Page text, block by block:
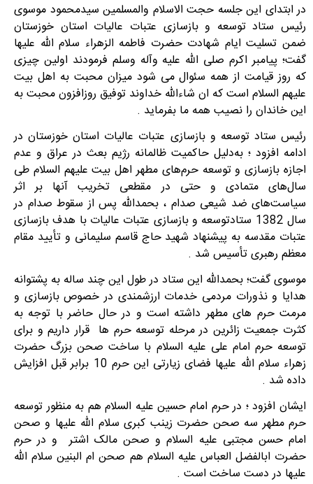
در ابتدای این جلسه حجت الاسلام والمسلمین سیدمحمود موسوی
رئیس ستاد توسعه و بازسازی عتبات عالیات استان خوزستان
ضمن تسلیت ایام شهادت حضرت فاطمه الزهراء سلام الله علیها
گفت؛ پیامبر اکرم صلی الله علیه وآله وسلم فرمودند اولین چیزی
که روز قیامت از همه سئوال می شود میزان محبت به اهل بیت
علیهم السلام است که ان شاءالله خداوند توفیق روزافزون محبت به
این خاندان را نصیب همه ما بفرماید .
رئیس ستاد توسعه و بازسازی عتبات عالیات استان خوزستان در
ادامه افزود ؛ به‌دلیل حاکمیت ظالمانه رژیم بعث در عراق و عدم
اجازه بازسازی و توسعه‌ حرم‌های مطهر اهل بیت علیهم السلام طی
سال‌های متمادی و حتی در مقطعی تخریب آنها بر اثر
سیاست‌های ضد شیعی صدام ، بحمدالله پس از سقوط صدام در
سال 1382 ستادتوسعه و بازسازی عتبات عالیات با هدف بازسازی
عتبات مقدسه به پیشنهاد شهید حاج قاسم سلیمانی و تأیید مقام
معظم رهبری تأسیس شد .
موسوی گفت؛ بحمدالله این ستاد در طول این چند ساله به پشتوانه
هدایا و نذورات مردمی خدمات ارزشمندی در خصوص بازسازی و
مرمت حرم های مطهر داشته است و در حال حاضر با توجه به
کثرت جمعیت زائرین در مرحله توسعه حرم ها قرار داریم و برای
توسعه حرم امام علی علیه السلام با ساخت صحن بزرگ حضرت
زهراء سلام الله علیها فضای زیارتی این حرم 10 برابر قبل افزایش
داده شد .
ایشان افزود ؛ در حرم امام حسین علیه السلام هم به منظور توسعه
حرم مطهر سه صحن حضرت زینب کبری سلام الله علیها و صحن
امام حسن مجتبی علیه السلام و صحن مالک اشتر و در حرم
حضرت ابالفضل العباس علیه السلام هم صحن ام البنین سلام الله
علیها در دست ساخت است .